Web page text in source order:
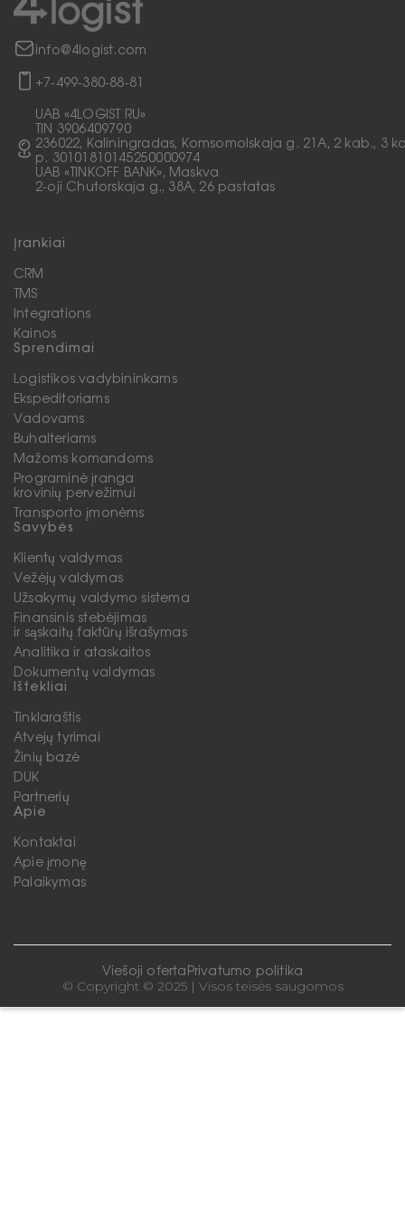
Klientai, laukiantys aukšto lygio
aptarnavimo ir greito krovinių pristatymo.
info@4logist.com
+7-499-380-88-81
UAB «4LOGIST RU»
TIN 3906409790
236022, Kaliningradas, Komsomolskaja g. 21A, 2 kab., 3
p. 30101810145250000974
UAB «TINKOFF BANK», Maskva
2-oji Chutorskaja g., 38A, 26 pastatas
Įrankiai
CRM
TMS
Integrations
Kainos
Sprendimai
Logistikos vadybininkams
Ekspeditoriams
Vadovams
Buhalteriams
Mažoms komandoms
Programinė įranga
krovinių pervežimui
Transporto įmonėms
Savybės
Klientų valdymas
Vežėjų valdymas
Užsakymų valdymo sistema
Finansinis stebėjimas
ir sąskaitų faktūrų išrašymas
Analitika ir ataskaitos
Dokumentų valdymas
Ištekliai
Tinklaraštis
Atvejų tyrimai
Žinių bazė
DUK
Partnerių
Apie
Kontaktai
Apie įmonę
Palaikymas
Viešoji oferta Privatumo politika
© Copyright © 2025 | Visos teisės saugomos